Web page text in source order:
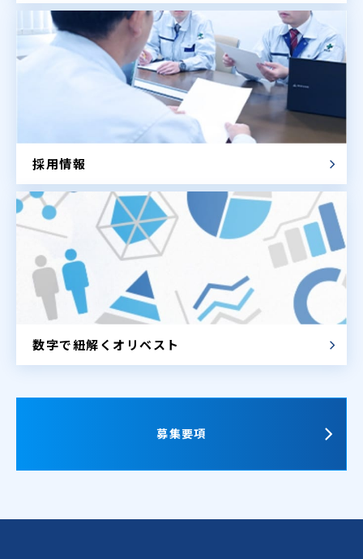
採用情報
数字で紐解く オリベスト
募集要項